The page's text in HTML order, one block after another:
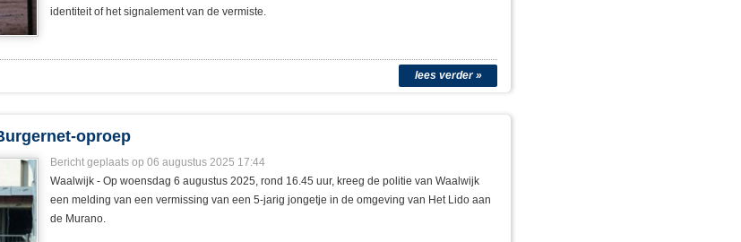
identiteit of het signalement van de vermiste.
lees verder »
oproep
Bericht geplaats op 06 augustus 2025 17:44
Waalwijk - Op woensdag 6 augustus 2025, rond 16.45 uur, kreeg de politie van Waalwijk
een melding van een vermissing van een 5-jarig jongetje in de omgeving van Het Lido aan
de Murano.